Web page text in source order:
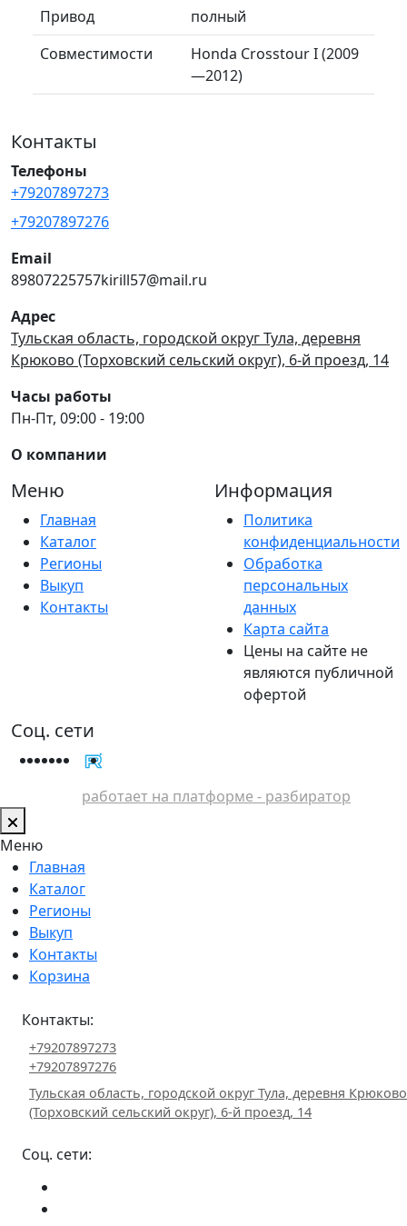
Привод
полный
Совместимости
Honda Crosstour I (2009
—2012)
Контакты
Телефоны
+79207897273
+79207897276
Email
89807225757kirill57@mail.ru
Адрес
Тульская область, городской округ Тула, деревня
Крюково (Торховский сельский округ), 6-й проезд, 14
Часы работы
Пн-Пт, 09:00 - 19:00
О компании
Меню
Главная
Каталог
Регионы
Выкуп
Контакты
Информация
Политика
конфиденциальности
Обработка
персональных
данных
Карта сайта
Цены на сайте не
являются публичной
офертой
Соц. сети
работает на платформе - разбиратор
Меню
Главная
Каталог
Регионы
Выкуп
Контакты
Корзина
Контакты:
+79207897273
+79207897276
Тульская область, городской округ Тула, деревня Крюково
(Торховский сельский округ), 6-й проезд, 14
Соц. сети: